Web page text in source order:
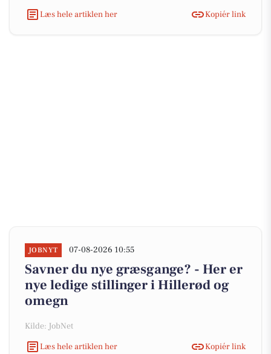
Læs hele artiklen her
Kopiér link
JOBNYT 07-08-2026 10:55
Savner du nye græsgange? - Her er
nye ledige stillinger i Hillerød og
omegn
Kilde: JobNet
Læs hele artiklen her
Kopiér link